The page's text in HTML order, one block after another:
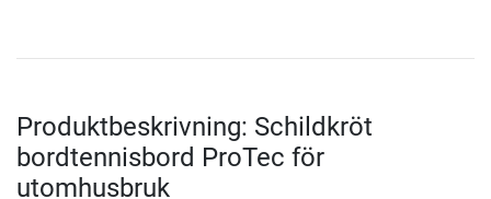
Produktbeskrivning: Schildkröt
bordtennisbord ProTec för
utomhusbruk